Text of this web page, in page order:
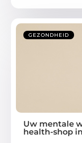
GEZONDHEID
Uw mentale
health-shop